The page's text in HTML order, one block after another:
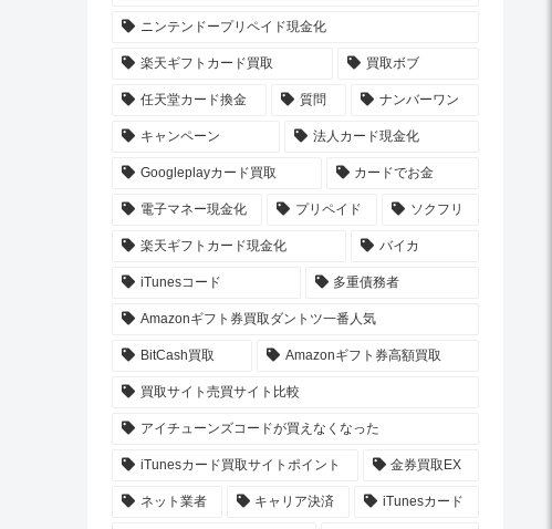
ニンテンドープリペイド現金化
楽天ギフトカード買取 買取ボブ
任天堂カード換金 質問 ナンバーワン
キャンペーン 法人カード現金化
Googleplayカード買取 カードでお金
電子マネー現金化 プリペイド ソクフリ
楽天ギフトカード現金化 バイカ
iTunesコード 多重債務者
Amazonギフト券買取ダントツ一番人気
BitCash買取 Amazonギフト券高額買取
買取サイト売買サイト比較
アイチューンズコードが買えなくなった
iTunesカード買取サイトポイント 金券買取EX
ネット業者 キャリア決済 iTunesカード